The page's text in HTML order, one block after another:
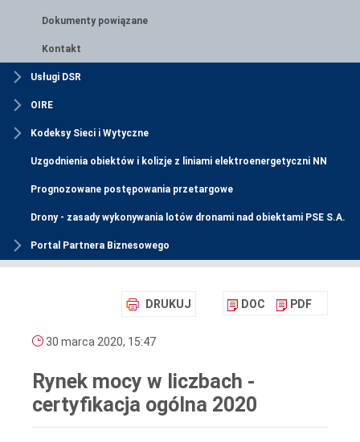
Dokumenty powiązane
Kontakt
Usługi DSR
OIRE
Kodeksy Sieci i Wytyczne
Uzgodnienia obiektów i kolizje z liniami elektroenergetyczni NN
Prognozowane postępowania przetargowe
Drony - zasady wykonywania lotów dronami nad obiektami PSE S.A.
Portal Partnera Biznesowego
DRUKUJ DOC PDF
30 marca 2020, 15:47
Rynek mocy w liczbach -
certyfikacja ogólna 2020